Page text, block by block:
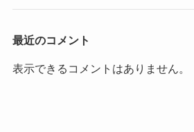
最近のコメント
表示できるコメントはありません。